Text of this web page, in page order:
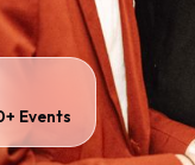
Events